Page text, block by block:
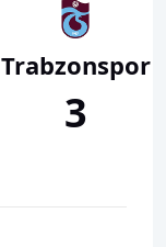
Trabzonspor
3